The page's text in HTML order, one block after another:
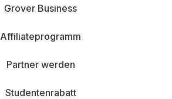
Grover Business
Affiliateprogramm
Partner werden
Studentenrabatt